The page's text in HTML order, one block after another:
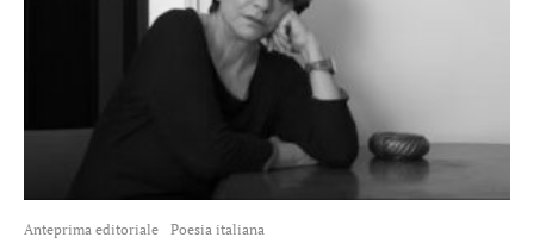
Anteprima editoriale Poesia italiana